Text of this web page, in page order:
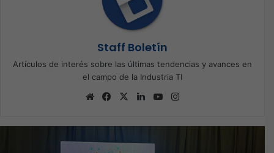
Staff Boletín
Artículos de interés sobre las últimas tendencias y avances en
el campo de la Industria TI
Sitio
Facebook
X LinkedInYouTube